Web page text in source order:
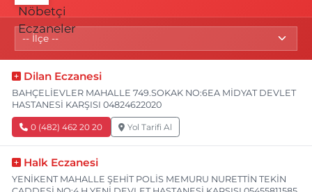
Dilan Eczanesi
BAHÇELİEVLER MAHALLE 749.SOKAK NO:6EA MİDYAT DEVLET
HASTANESİ KARŞISI 04824622020
0 (482) 462 20 20 Yol Tarifi Al
Halk Eczanesi
YENİKENT MAHALLE ŞEHİT POLİS MEMURU NURETTİN TEKİN